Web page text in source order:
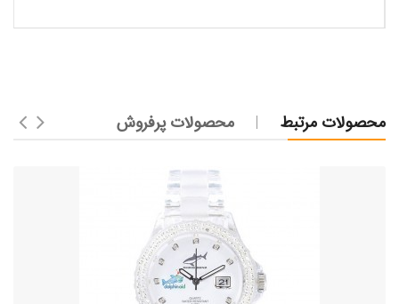
محصولات مرتبط محصولات پرفروش